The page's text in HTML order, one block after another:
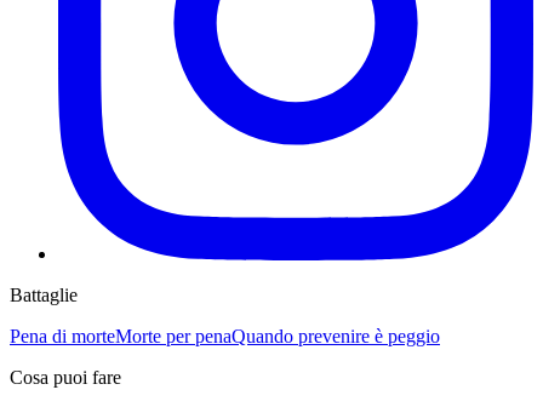
Battaglie
Pena di morteMorte per penaQuando prevenire è peggio
Cosa puoi fare